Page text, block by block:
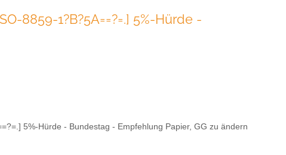
8859-1?B?5A==?=.] 5%-Hürde -
5%-Hürde - Bundestag - Empfehlung Papier, GG zu ändern